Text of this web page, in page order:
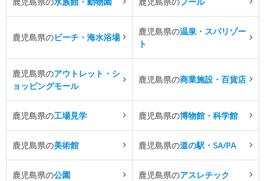
鹿児島県のビーチ・海水浴場
鹿児島県の温泉・スパリゾー
ト
鹿児島県のアウトレット・シ
ョッピングモール
鹿児島県の商業施設・百貨店
鹿児島県の工場見学 鹿児島県の博物館・科学館
鹿児島県の美術館 鹿児島県の道の駅・SA/PA
鹿児島県の公園 鹿児島県のアスレチック